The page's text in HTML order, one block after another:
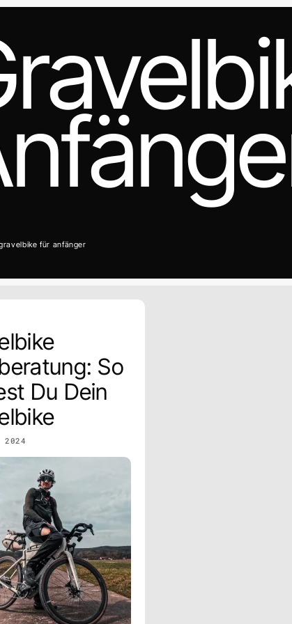
für anfänger
So
Du Dein
2024